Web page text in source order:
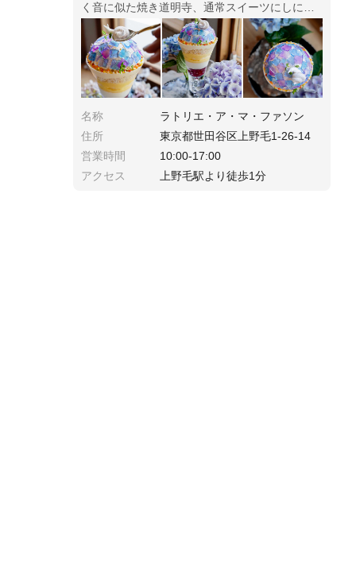
く音に似た焼き道明寺、通常スイーツにしにく
い食材がこんなに入ってるのに、見事なハーモ
ニー。私は大葉も、梅のお菓子も苦手だから、
余計にこの美味しさに感動。
名称
ラトリエ・ア・マ・ファソン
住所
東京都世田谷区上野毛1-26-14
営業時間
10:00-17:00
アクセス
上野毛駅より徒歩1分